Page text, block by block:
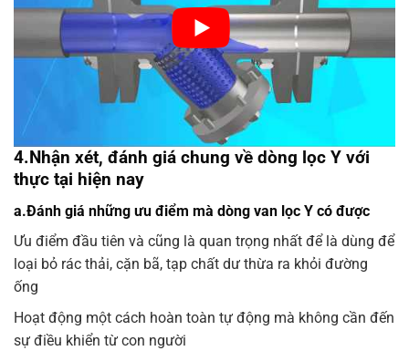
4.Nhận xét, đánh giá chung về dòng lọc Y với
thực tại hiện nay
a.Đánh giá những ưu điểm mà dòng van lọc Y có được
Ưu điểm đầu tiên và cũng là quan trọng nhất để là dùng để
loại bỏ rác thải, cặn bã, tạp chất dư thừa ra khỏi đường
ống
Hoạt động một cách hoàn toàn tự động mà không cần đến
sự điều khiển từ con người